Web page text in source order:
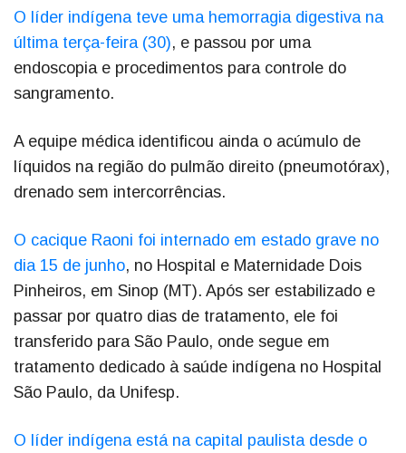
O líder indígena teve uma hemorragia digestiva na
última terça-feira (30), e passou por uma
endoscopia e procedimentos para controle do
sangramento.
A equipe médica identificou ainda o acúmulo de
líquidos na região do pulmão direito (pneumotórax),
drenado sem intercorrências.
O cacique Raoni foi internado em estado grave no
dia 15 de junho, no Hospital e Maternidade Dois
Pinheiros, em Sinop (MT). Após ser estabilizado e
passar por quatro dias de tratamento, ele foi
transferido para São Paulo, onde segue em
tratamento dedicado à saúde indígena no Hospital
São Paulo, da Unifesp.
O líder indígena está na capital paulista desde o